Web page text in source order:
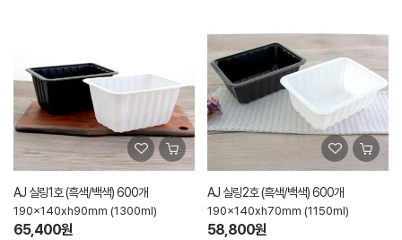
AJ 실링1호 (흑색/백색) 600개
190x140xh90mm (1300ml)
65,400원
AJ 실링2호 (흑색/백색) 600개
190x140xh70mm (1150ml)
58,800원